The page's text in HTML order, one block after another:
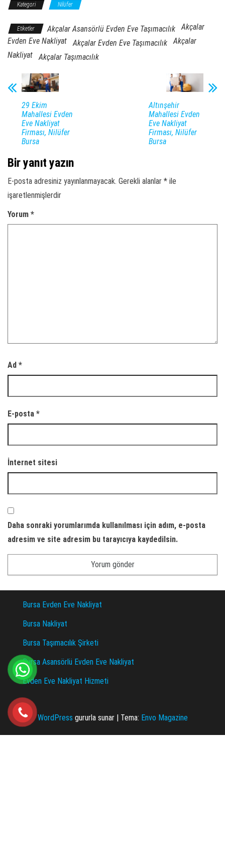
Kategori Nilüfer
Etiketler Akçalar Asansörlü Evden Eve Taşımacılık
Akçalar
Evden Eve Nakliyat
Akçalar Evden Eve Taşımacılık
Akçalar
Nakliyat
Akçalar Taşımacılık
29 Ekim
Mahallesi Evden
Eve Nakliyat
Firması, Nilüfer
Bursa
Altınşehir
Mahallesi Evden
Eve Nakliyat
Firması, Nilüfer
Bursa
Bir yanıt yazın
E-posta adresiniz yayınlanmayacak. Gerekli alanlar * ile
işaretlenmişlerdir
Yorum *
Ad *
E-posta *
İnternet sitesi
Daha sonraki yorumlarımda kullanılması için adım, e-posta
adresim ve site adresim bu tarayıcıya kaydedilsin.
Bursa Evden Eve Nakliyat
Bursa Nakliyat
Bursa Taşımacılık Şirketi
Bursa Asansörlü Evden Eve Nakliyat
Evden Eve Nakliyat Hizmeti
WordPress gururla sunar | Tema: Envo Magazine